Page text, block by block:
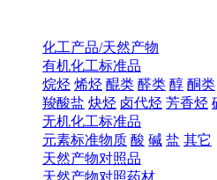
化工产品/天然产物
有机化工标准品
烷烃 烯烃 醌类 醛类 醇 酮类
羧酸盐 炔烃 卤代烃 芳香烃
无机化工标准品
元素标准物质 酸 碱 盐 其它
天然产物对照品
天然产物对照药材